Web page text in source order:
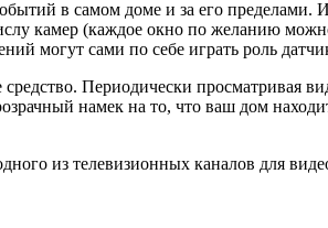
в самом доме и за его
камер (каждое окно по желанию
могут сами по себе играть роль
Периодически просматривая
намек на то, что ваш дом
из телевизионных каналов для